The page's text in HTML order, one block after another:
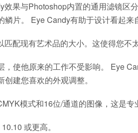
效果与Photoshop内置的通用滤镜区
片。 Eye Candy有助于设计看起来
配现有艺术品的大小。这使得您不
，使他原来的工作不受影响。 Eye
建您喜欢的外观调整。
模式和16位/通道的图像，这是专
或更高。